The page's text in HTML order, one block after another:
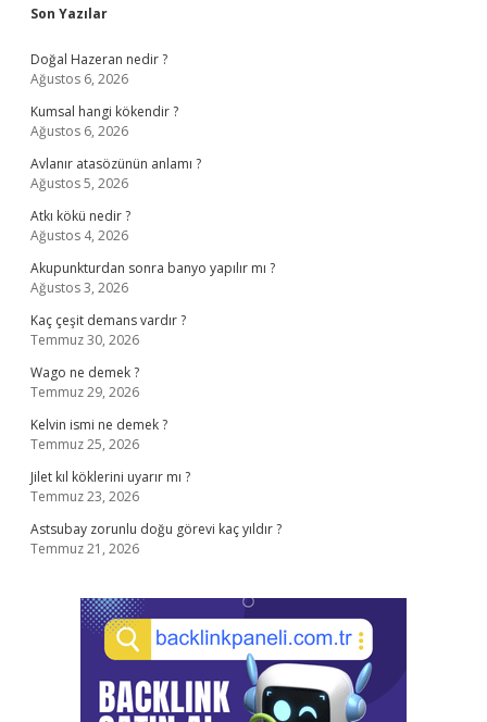
Sidebar
Son Yazılar
Doğal Hazeran nedir ?
Ağustos 6, 2026
Kumsal hangi kökendir ?
Ağustos 6, 2026
Avlanır atasözünün anlamı ?
Ağustos 5, 2026
Atkı kökü nedir ?
Ağustos 4, 2026
Akupunkturdan sonra banyo yapılır mı ?
Ağustos 3, 2026
Kaç çeşit demans vardır ?
Temmuz 30, 2026
Wago ne demek ?
Temmuz 29, 2026
Kelvin ismi ne demek ?
Temmuz 25, 2026
Jilet kıl köklerini uyarır mı ?
Temmuz 23, 2026
Astsubay zorunlu doğu görevi kaç yıldır ?
Temmuz 21, 2026